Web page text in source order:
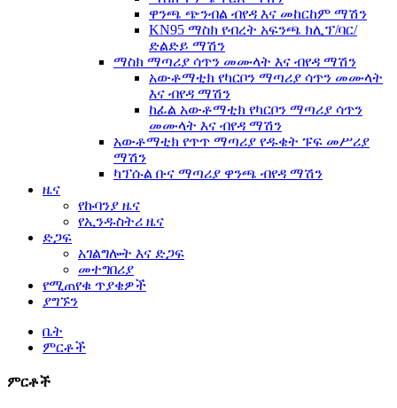
ዋንጫ ጭንብል ብየዳ እና መከርከም ማሽን
KN95 ማስክ የብረት አፍንጫ ክሊፕ/ባር/
ድልድይ ማሽን
ማስክ ማጣሪያ ሳጥን መሙላት እና ብየዳ ማሽን
አውቶማቲክ የካርቦን ማጣሪያ ሳጥን መሙላት
እና ብየዳ ማሽን
ከፊል አውቶማቲክ የካርቦን ማጣሪያ ሳጥን
መሙላት እና ብየዳ ማሽን
አውቶማቲክ የጥጥ ማጣሪያ የዱቄት ፑፍ መሥሪያ
ማሽን
ካፕሱል ቡና ማጣሪያ ዋንጫ ብየዳ ማሽን
ዜና
የኩባንያ ዜና
የኢንዱስትሪ ዜና
ድጋፍ
አገልግሎት እና ድጋፍ
መተግበሪያ
የሚጠየቁ ጥያቄዎች
ያግኙን
ቤት
ምርቶች
ምርቶች